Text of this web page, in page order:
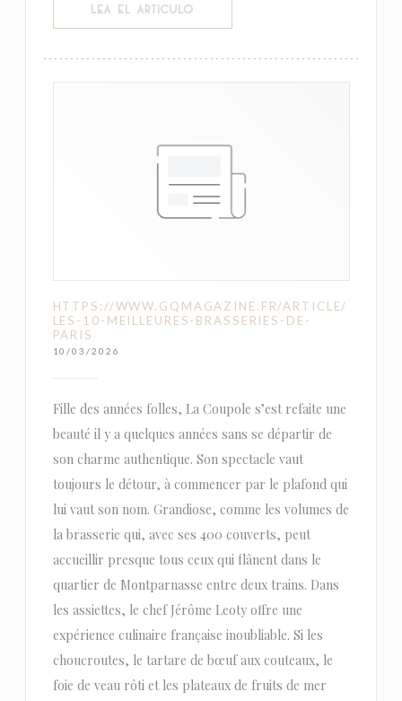
LEA EL ARTICULO
HTTPS://WWW.GQMAGAZINE.FR/ARTICLE/
LES-10-MEILLEURES-BRASSERIES-DE-
PARIS
10/03/2026
Fille des années folles, La Coupole s’est refaite une
beauté il y a quelques années sans se départir de
son charme authentique. Son spectacle vaut
toujours le détour, à commencer par le plafond qui
lui vaut son nom. Grandiose, comme les volumes de
la brasserie qui, avec ses 400 couverts, peut
accueillir presque tous ceux qui flânent dans le
quartier de Montparnasse entre deux trains. Dans
les assiettes, le chef Jérôme Leoty offre une
expérience culinaire française inoubliable. Si les
choucroutes, le tartare de bœuf aux couteaux, le
foie de veau rôti et les plateaux de fruits de mer